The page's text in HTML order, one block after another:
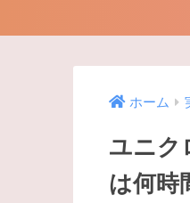
ホーム
ユニク
は何時